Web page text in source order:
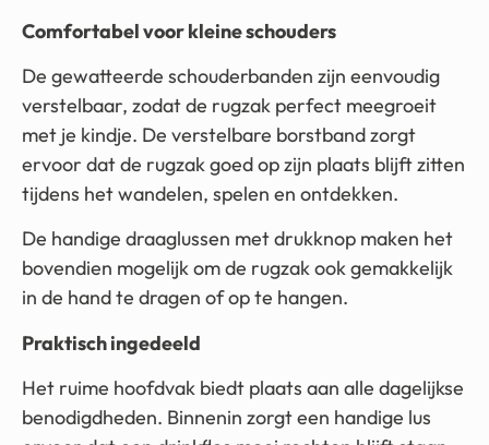
Comfortabel voor kleine schouders
De gewatteerde schouderbanden zijn eenvoudig
verstelbaar, zodat de rugzak perfect meegroeit
met je kindje. De verstelbare borstband zorgt
ervoor dat de rugzak goed op zijn plaats blijft zitten
tijdens het wandelen, spelen en ontdekken.
De handige draaglussen met drukknop maken het
bovendien mogelijk om de rugzak ook gemakkelijk
in de hand te dragen of op te hangen.
Praktisch ingedeeld
Het ruime hoofdvak biedt plaats aan alle dagelijkse
benodigdheden. Binnenin zorgt een handige lus